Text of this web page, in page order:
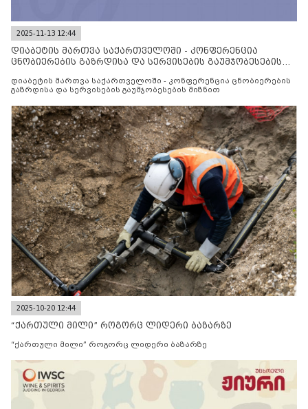
2025-11-13 12:44
დიაბეტის მართვა საქართველოში - კონფერენცია
ცნობიერების გაზრდისა და სერვისების გაუმჯობესების
დიაბეტის მართვა საქართველოში - კონფერენცია ცნობიერების
გაზრდისა და სერვისების გაუმჯობესების მიზნით
2025-10-20 12:44
“ქართული მილი” როგორც ლიდერი ბაზარზე
“ქართული მილი” როგორც ლიდერი ბაზარზე